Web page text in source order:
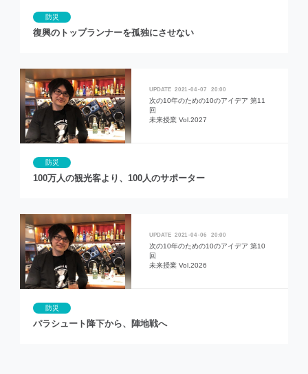
防災
復興のトップランナーを孤独にさせない
2021 04 07 20:00
次の10年のための10のアイデア 第11
回
未来授業 Vol.2027
防災
100万人の観光客より、100人のサポーター
2021 04 06 20:00
次の10年のための10のアイデア 第10
回
未来授業 Vol.2026
防災
パラシュート降下から、陣地戦へ